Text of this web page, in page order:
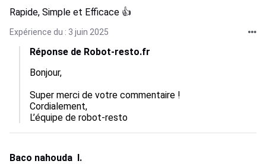
Rapide, Simple et Efficace 👍
Expérience du : 3 juin 2025
Réponse de Robot-resto.fr
Bonjour,
Super merci de votre commentaire !
Cordialement,
L’équipe de robot-resto
Baco nahouda I.